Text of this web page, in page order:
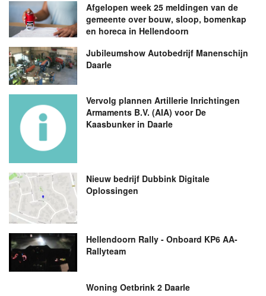
Afgelopen week 25 meldingen van de
gemeente over bouw, sloop, bomenkap
en horeca in Hellendoorn
Jubileumshow Autobedrijf Manenschijn
Daarle
Vervolg plannen Artillerie Inrichtingen
Armaments B.V. (AIA) voor De
Kaasbunker in Daarle
Nieuw bedrijf Dubbink Digitale
Oplossingen
Hellendoorn Rally - Onboard KP6 AA-
Rallyteam
Woning Oetbrink 2 Daarle